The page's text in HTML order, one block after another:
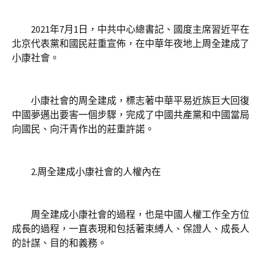
2021年7月1日，中共中心總書記、國度主席習近平在
北京代表黨和國民莊重宣佈，在中華年夜地上周全建成了
小康社會。
小康社會的周全建成，標志著中華平易近族巨大回復
中國夢邁出要害一個步驟，完成了中國共產黨和中國當局
向國民、向汗青作出的莊重許諾。
2.周全建成小康社會的人權內在
周全建成小康社會的過程，也是中國人權工作全方位
成長的過程，一直表現和包括著束縛人、保證人、成長人
的計謀、目的和義務。